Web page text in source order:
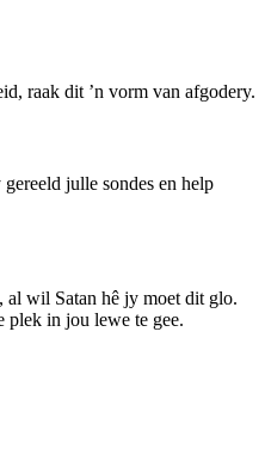
raak dit ’n vorm van afgodery.
julle sondes en help
al wil Satan hê jy moet dit glo.
plek in jou lewe te gee.